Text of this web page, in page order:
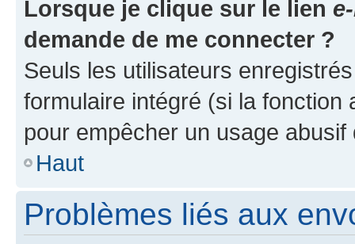
Lorsque je clique sur le lien
demande de me connecter ?
Seuls les utilisateurs
formulaire intégré (si la fonction
pour empêcher un usage
Haut
Problèmes liés aux